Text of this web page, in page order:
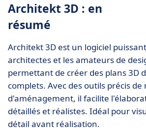
Architekt 3D : en
résumé
Architekt 3D est un logiciel
architectes et les amateurs de
permettant de créer des plans 3D
complets. Avec des outils précis
d'aménagement, il facilite
détaillés et réalistes. Idéal pour
détail avant réalisation.